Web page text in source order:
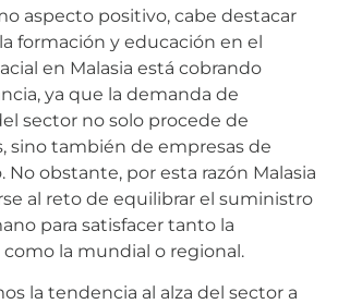
aspecto positivo, cabe destacar
formación y educación en el
en Malasia está cobrando
ya que la demanda de
sector no solo procede de
sino también de empresas de
obstante, por esta razón Malasia
al reto de equilibrar el suministro
para satisfacer tanto la
la mundial o regional.
la tendencia al alza del sector a